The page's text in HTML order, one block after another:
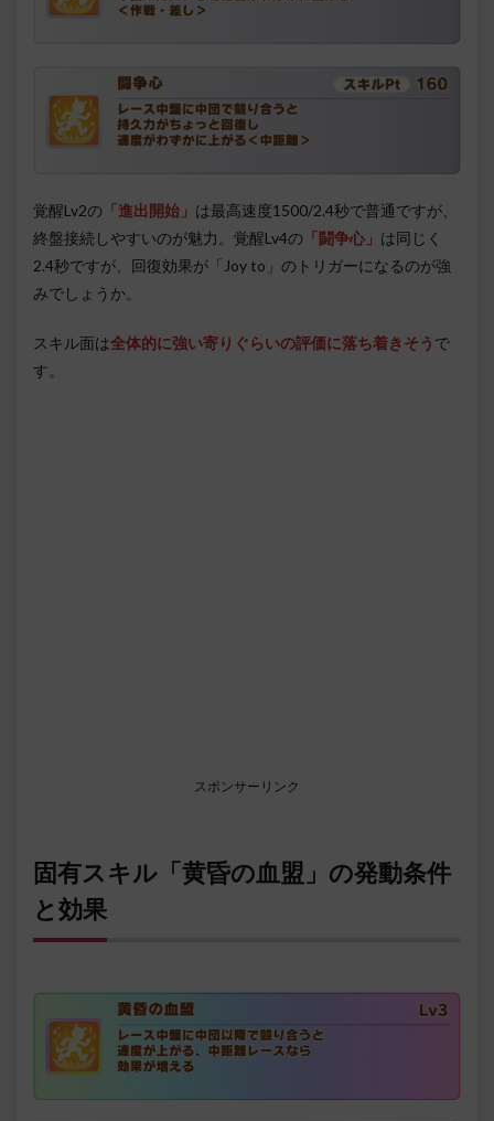
覚醒Lv2の 「進出開始」 は最高速度1500/2.4秒で普通ですが、
終盤接続しやすいのが魅力。覚醒Lv4の 「闘争心」 は同じく
2.4秒ですが、回復効果が「Joy to」のトリガーになるのが強
みでしょうか。
スキル面は全体的に強い寄りぐらいの評価に落ち着きそう で
す。
スポンサーリンク
固有スキル「黄昏の血盟」の発動条件
と効果